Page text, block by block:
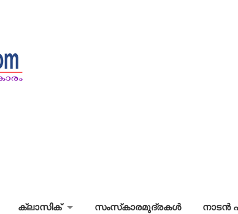
ക്ലാസിക് സംസ്‌കാരമുദ്രകള്‍ നാടന്‍